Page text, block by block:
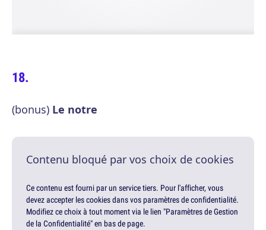
(bonus) Le notre
Contenu bloqué par vos choix de cookies
Ce contenu est fourni par un service tiers. Pour l'afficher, vous
devez accepter les cookies dans vos paramètres de confidentialité.
Modifiez ce choix à tout moment via le lien "Paramètres de Gestion
de la Confidentialité" en bas de page.